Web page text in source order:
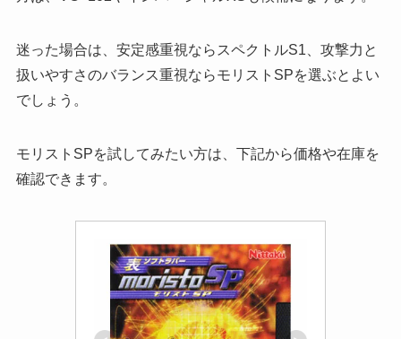
迷った場合は、安定感重視ならスペクトルS1、攻撃力と
扱いやすさのバランス重視ならモリストSPを選ぶとよい
でしょう。
モリストSPを試してみたい方は、下記から価格や在庫を
確認できます。